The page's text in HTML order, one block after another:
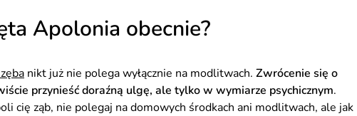
Apolonia obecnie?
nikt już nie polega wyłącznie na modlitwach. Zwrócenie się o
przynieść doraźną ulgę, ale tylko w wymiarze psychicznym.
cię ząb, nie polegaj na domowych środkach ani modlitwach, ale jak